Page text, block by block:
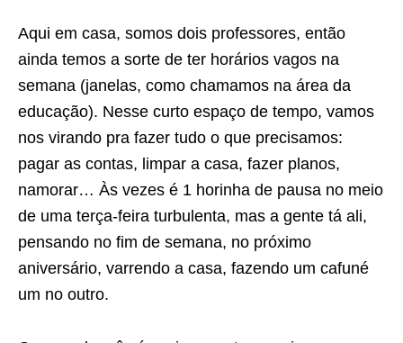
Aqui em casa, somos dois professores, então
ainda temos a sorte de ter horários vagos na
semana (janelas, como chamamos na área da
educação). Nesse curto espaço de tempo, vamos
nos virando pra fazer tudo o que precisamos:
pagar as contas, limpar a casa, fazer planos,
namorar… Às vezes é 1 horinha de pausa no meio
de uma terça-feira turbulenta, mas a gente tá ali,
pensando no fim de semana, no próximo
aniversário, varrendo a casa, fazendo um cafuné
um no outro.